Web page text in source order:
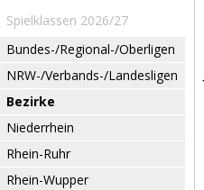
Spielklassen 2026/27
Bundes-/Regional-/Oberligen
NRW-/Verbands-/Landesligen
Bezirke
Niederrhein
Rhein-Ruhr
Rhein-Wupper